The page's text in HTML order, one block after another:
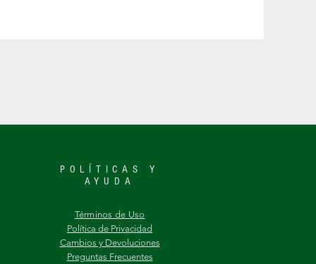
POLÍTICAS Y
AYUDA
​Términos de Uso
Política de Privacidad
Cambios y Devoluciones
Preguntas Frecuentes